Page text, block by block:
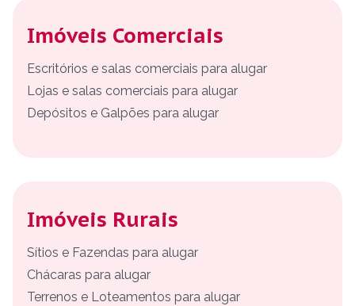
Imóveis Comerciais
Escritórios e salas comerciais para alugar
Lojas e salas comerciais para alugar
Depósitos e Galpões para alugar
Imóveis Rurais
Sítios e Fazendas para alugar
Chácaras para alugar
Terrenos e Loteamentos para alugar